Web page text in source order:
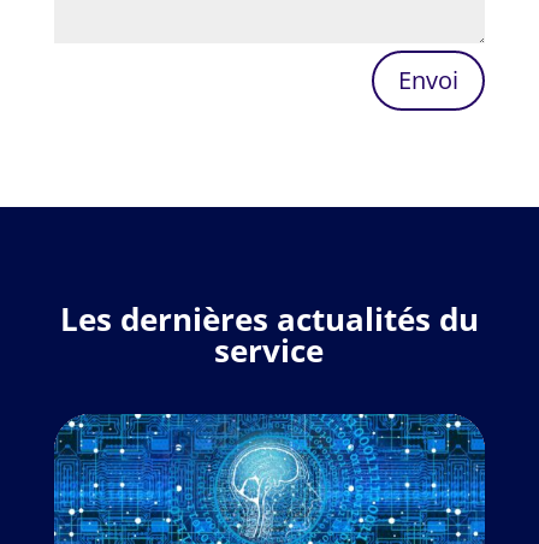
Envoi
Les dernières actualités du
service